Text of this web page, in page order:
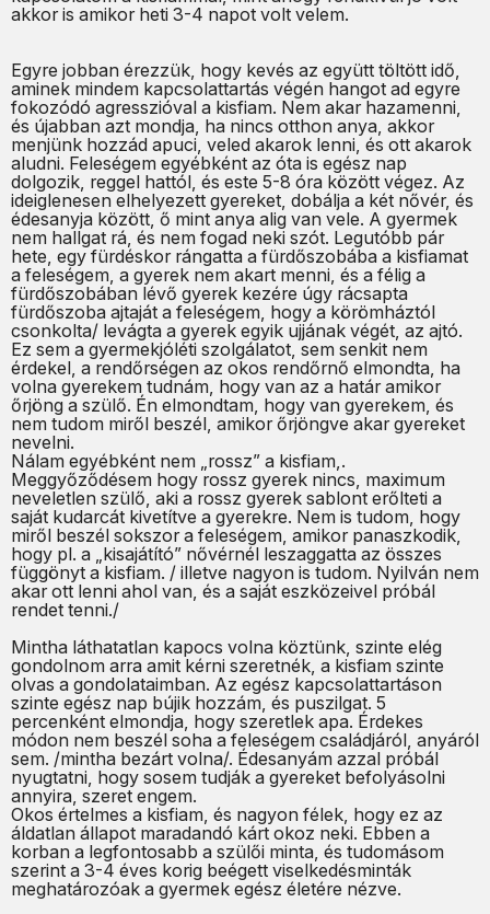
akkor is amikor heti 3-4 napot volt velem.
Egyre jobban érezzük, hogy kevés az együtt töltött idő,
aminek mindem kapcsolattartás végén hangot ad egyre
fokozódó agresszióval a kisfiam. Nem akar hazamenni,
és újabban azt mondja, ha nincs otthon anya, akkor
menjünk hozzád apuci, veled akarok lenni, és ott akarok
aludni. Feleségem egyébként az óta is egész nap
dolgozik, reggel hattól, és este 5-8 óra között végez. Az
ideiglenesen elhelyezett gyereket, dobálja a két nővér, és
édesanyja között, ő mint anya alig van vele. A gyermek
nem hallgat rá, és nem fogad neki szót. Legutóbb pár
hete, egy fürdéskor rángatta a fürdőszobába a kisfiamat
a feleségem, a gyerek nem akart menni, és a félig a
fürdőszobában lévő gyerek kezére úgy rácsapta
fürdőszoba ajtaját a feleségem, hogy a körömháztól
csonkolta/ levágta a gyerek egyik ujjának végét, az ajtó.
Ez sem a gyermekjóléti szolgálatot, sem senkit nem
érdekel, a rendőrségen az okos rendőrnő elmondta, ha
volna gyerekem tudnám, hogy van az a határ amikor
őrjöng a szülő. Én elmondtam, hogy van gyerekem, és
nem tudom miről beszél, amikor őrjöngve akar gyereket
nevelni.
Nálam egyébként nem „rossz” a kisfiam,.
Meggyőződésem hogy rossz gyerek nincs, maximum
neveletlen szülő, aki a rossz gyerek sablont erőlteti a
saját kudarcát kivetítve a gyerekre. Nem is tudom, hogy
miről beszél sokszor a feleségem, amikor panaszkodik,
hogy pl. a „kisajátító” nővérnél leszaggatta az összes
függönyt a kisfiam. / illetve nagyon is tudom. Nyilván nem
akar ott lenni ahol van, és a saját eszközeivel próbál
rendet tenni./
Mintha láthatatlan kapocs volna köztünk, szinte elég
gondolnom arra amit kérni szeretnék, a kisfiam szinte
olvas a gondolataimban. Az egész kapcsolattartáson
szinte egész nap bújik hozzám, és puszilgat. 5
percenként elmondja, hogy szeretlek apa. Érdekes
módon nem beszél soha a feleségem családjáról, anyáról
sem. /mintha bezárt volna/. Édesanyám azzal próbál
nyugtatni, hogy sosem tudják a gyereket befolyásolni
annyira, szeret engem.
Okos értelmes a kisfiam, és nagyon félek, hogy ez az
áldatlan állapot maradandó kárt okoz neki. Ebben a
korban a legfontosabb a szülői minta, és tudomásom
szerint a 3-4 éves korig beégett viselkedésminták
meghatározóak a gyermek egész életére nézve.